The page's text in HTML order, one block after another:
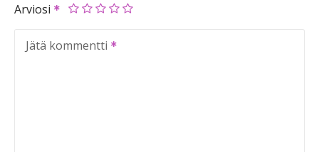
Arviosi
Jätä kommentti